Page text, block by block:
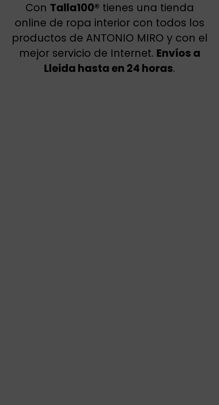
Con Talla100® tienes una tienda
online de ropa interior con todos los
productos de ANTONIO MIRO y con el
mejor servicio de Internet. Envíos a
Lleida hasta en 24 horas.